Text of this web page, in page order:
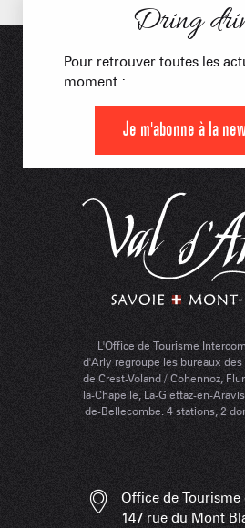
L'Office de Tourisme
d'Arly regroupe les bureaux
de Crest-Voland / Cohennoz,
la-Chapelle, La-Giettaz-en-
de-Bellecombe. 4 stations, 2
Dring
Pour retrouver toutes les
moment :
Je m'abonne à la
Office de Tourisme
147 rue du Mont